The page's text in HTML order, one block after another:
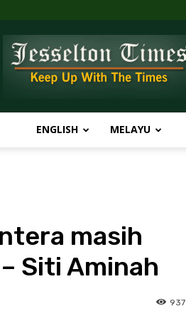
Times
ENGLISH MELAYU
masih
Siti Aminah
937